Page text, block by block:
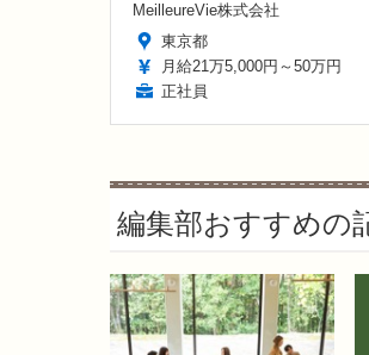
MeilleureVie株式会社
東京都
月給21万5,000円～50万円
正社員
編集部おすすめの